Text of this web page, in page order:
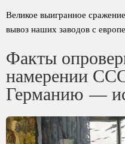
Великое выигранное
вывоз наших заводов с
Факты
намерении
Германию —